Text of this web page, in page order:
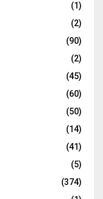
(1)
(2)
(90)
(2)
(45)
(60)
(50)
(14)
(41)
(5)
(374)